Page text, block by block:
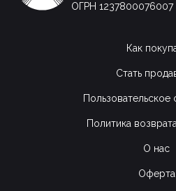
ОГРН 1237800076007
Как
Стать
Пользовательское
Политика
О нас
Оферта